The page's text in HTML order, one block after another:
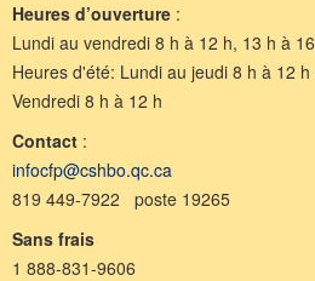
Heures d’ouverture :
Lundi au vendredi 8 h à 12 h, 13 h à
Heures d'été: Lundi au jeudi 8 h à 12
Vendredi 8 h à 12 h
Contact :
infocfp@cshbo.qc.ca
819 449-7922 poste 19265
Sans frais
1 888-831-9606